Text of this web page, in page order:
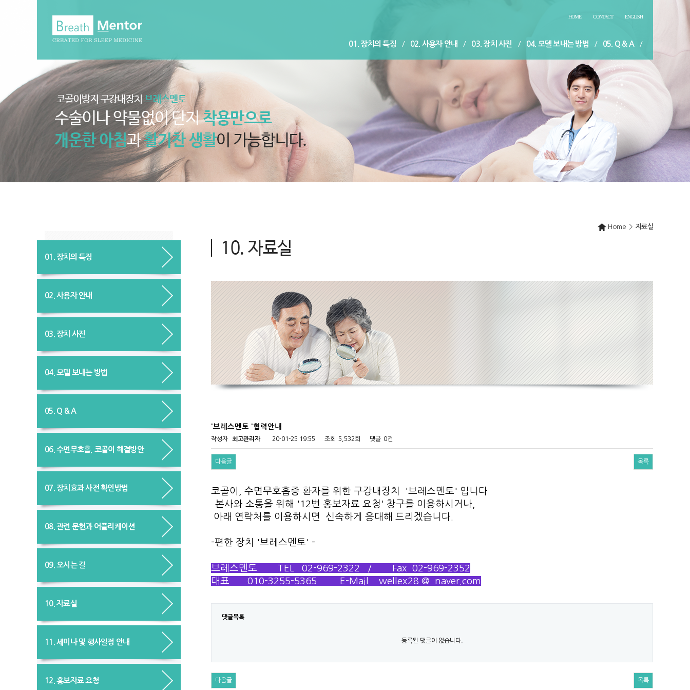
HOME CONTACT ENGLISH
01. 장치의 특징 / 02. 사용자 안내 / 03. 장치 사진 / 04. 모델 보내는 방법 / 05. Q & A /
06. 수면무호흡, 코골이 해결방안 / 07. 장치효과 사전 확인방법 / 08. 관련 문헌과 어플리케이션 / 09. 오시는 길 /
10. 자료실 / 11. 세미나 및 행사일정 안내 / 12. 홍보자료 요청
01. 장치의 특징
02. 사용자 안내
03. 장치 사진
04. 모델 보내는 방법
05. Q & A
06. 수면무호흡, 코골이 해결방안
07. 장치효과 사전 확인방법
08. 관련 문헌과 어플리케이션
09. 오시는 길
10. 자료실
11. 세미나 및 행사일정 안내
12. 홍보자료 요청
Home > 자료실
'브레스멘토 '협력안내
작성자 최고관리자 20-01-25 19:55 조회 5,532회 댓글 0건
다음글 목록
코골이, 수면무호흡증 환자를 위한 구강내장치 '브레스멘토' 입니다
본사와 소통을 위해 '12번 홍보자료 요청' 창구를 이용하시거나,
아래 연락처를 이용하시면 신속하게 응대해 드리겠습니다.
-편한 장치 '브레스멘토' -
브레스멘토 TEL 02-969-2322 / Fax 02-969-2352
대표 010-3255-5365​ E-Mail wellex28 @ naver.com
댓글목록
등록된 댓글이 없습니다.
다음글 목록